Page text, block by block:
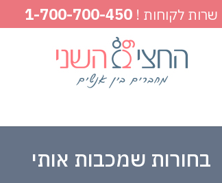
שרות לקוחות ! 1-700-700-450
בחורות שמכבות אותי